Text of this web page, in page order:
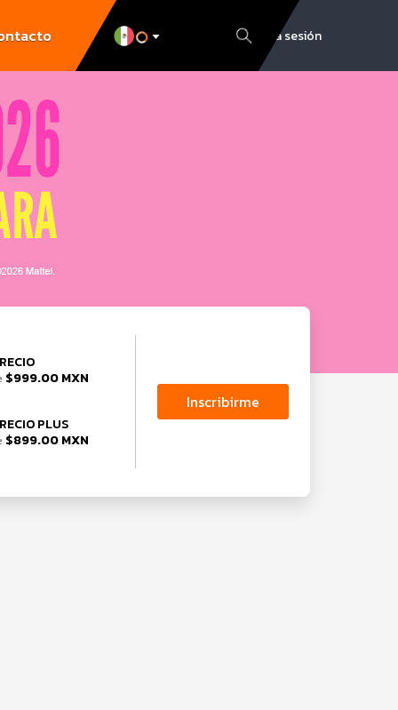
Inicia sesión
$999.00 MXN
PLUS
$899.00 MXN
Inscribirme